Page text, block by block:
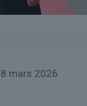
8 mars 2026